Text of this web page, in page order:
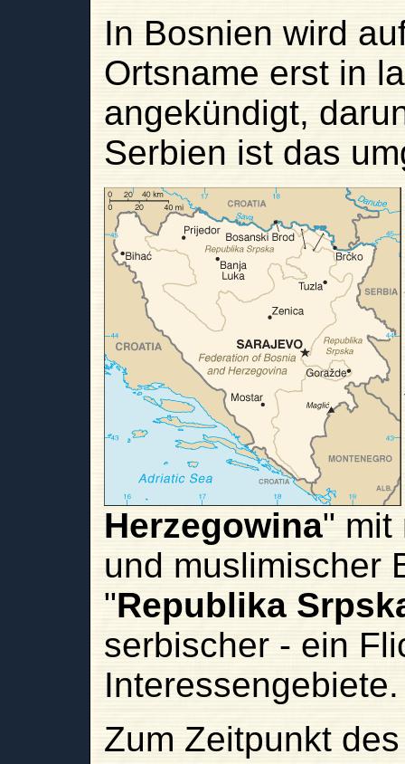
In Bosnien wird
Ortsname erst in
angekündigt,
Serbien ist das
Herzegowina" mit
und muslimischer
"Republika
serbischer - ein
Interessengebiete.
Zum Zeitpunkt